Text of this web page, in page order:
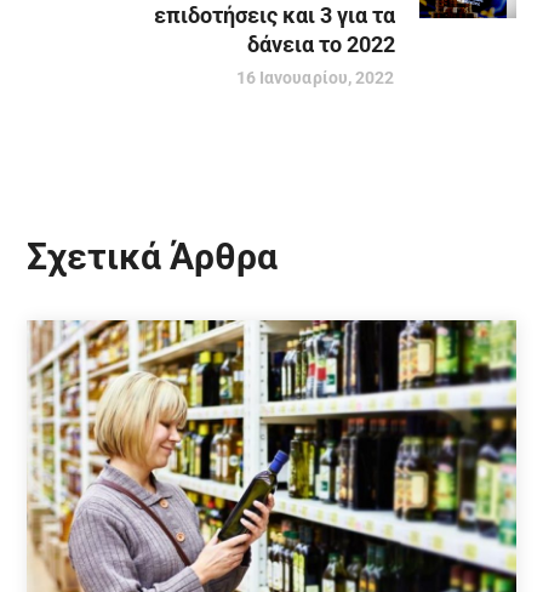
επιδοτήσεις και 3 για τα
δάνεια το 2022
16 Ιανουαρίου, 2022
Σχετικά Άρθρα